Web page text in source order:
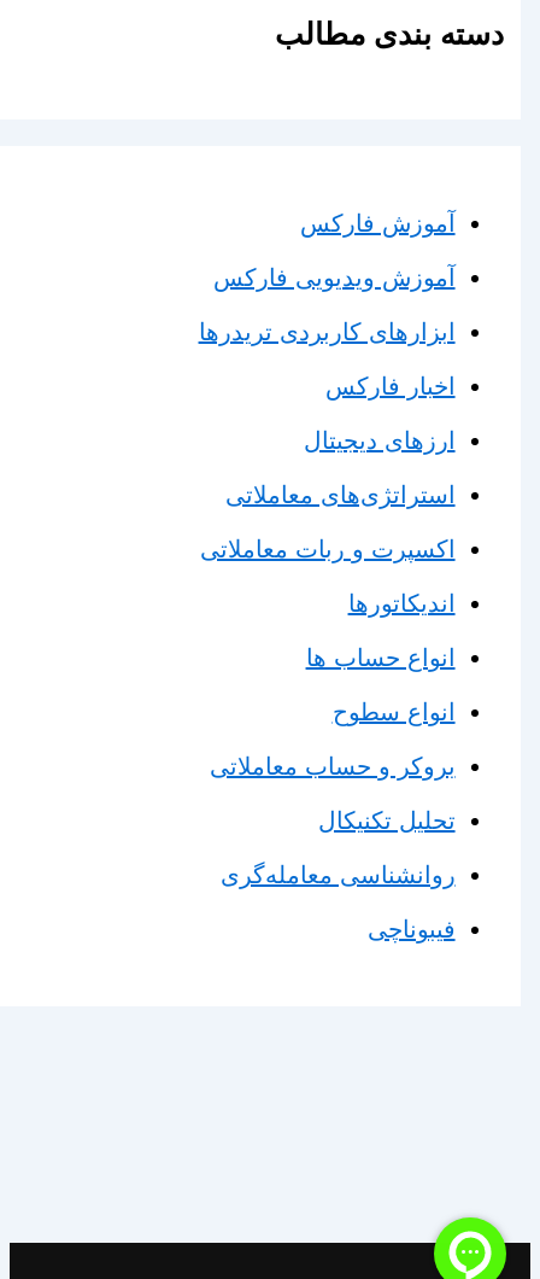
دسته بندی مطالب
آموزش فارکس
آموزش ویدیویی فارکس
ابزارهای کاربردی تریدرها
اخبار فارکس
ارزهای دیجیتال
استراتژی‌های معاملاتی
اکسپرت و ربات معاملاتی
اندیکاتورها
انواع حساب ها
انواع سطوح
بروکر و حساب معاملاتی
تحلیل تکنیکال
روانشناسی معامله‌گری
فیبوناچی